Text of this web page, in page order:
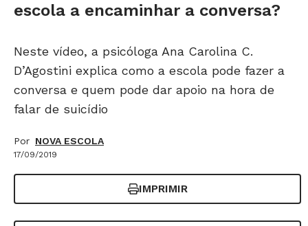
escola a encaminhar a conversa?
Neste vídeo, a psicóloga Ana Carolina C.
D’Agostini explica como a escola pode fazer a
conversa e quem pode dar apoio na hora de
falar de suicídio
Por NOVA ESCOLA
17/09/2019
IMPRIMIR